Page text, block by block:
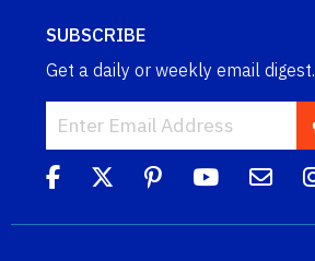
SUBSCRIBE
Get a daily or weekly email digest.